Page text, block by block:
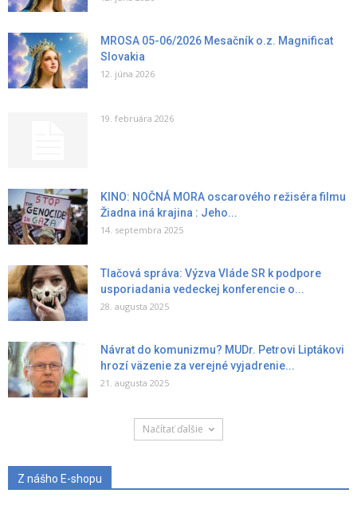
MROSA 05-06/2026 Mesačník o.z. Magnificat
Slovakia
12. júna 2026
19. februára 2026
KINO: NOČNÁ MORA oscarového režiséra filmu
Žiadna iná krajina : Jeho...
14. septembra 2025
Tlačová správa: Výzva Vláde SR k podpore
usporiadania vedeckej konferencie o...
28. augusta 2025
Návrat do komunizmu? MUDr. Petrovi Liptákovi
hrozí väzenie za verejné vyjadrenie...
21. augusta 2025
Načítať ďalšie
Z nášho E-shopu